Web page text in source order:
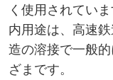
く使用されてい
内用途は、高速
造の溶接で一般
ざまです。